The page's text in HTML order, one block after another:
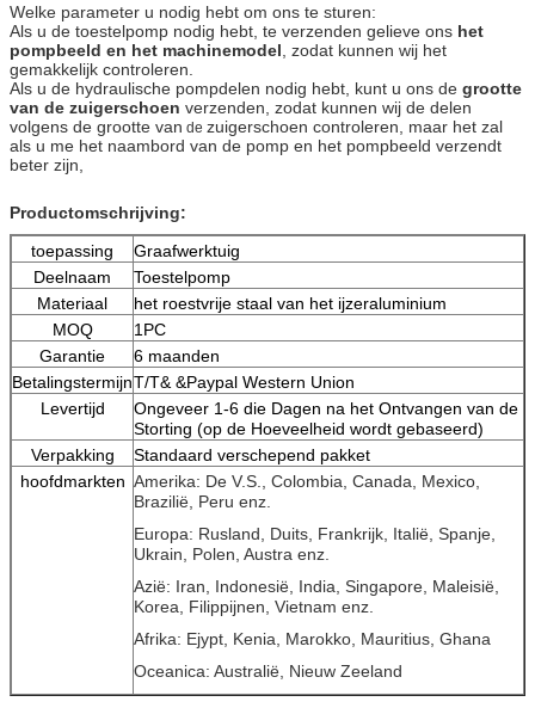
Welke parameter u nodig hebt om ons te sturen:
Als u de toestelpomp nodig hebt, te verzenden gelieve ons het
pompbeeld en het machinemodel , zodat kunnen wij het
gemakkelijk controleren.
Als u de hydraulische pompdelen nodig hebt, kunt u ons de grootte
van de zuigerschoen verzenden, zodat kunnen wij de delen
volgens de grootte van de zuigerschoen controleren, maar het zal
als u me het naambord van de pomp en het pompbeeld verzendt
beter zijn,
Productomschrijving:
toepassing
Graafwerktuig
Deelnaam
Toestelpomp
Materiaal
het roestvrije staal van het ijzeraluminium
MOQ
1PC
Garantie
6 maanden
BetalingstermijnT/T& &Paypal Western Union
Levertijd
Ongeveer 1-6 die Dagen na het Ontvangen van de
Storting (op de Hoeveelheid wordt gebaseerd)
Verpakking
Standaard verschepend pakket
hoofdmarkten Amerika: De V.S., Colombia, Canada, Mexico,
Brazilië, Peru enz.
Europa: Rusland, Duits, Frankrijk, Italië, Spanje,
Ukrain, Polen, Austra enz.
Azië: Iran, Indonesië, India, Singapore, Maleisië,
Korea, Filippijnen, Vietnam enz.
Afrika: Ejypt, Kenia, Marokko, Mauritius, Ghana
Oceanica: Australië, Nieuw Zeeland